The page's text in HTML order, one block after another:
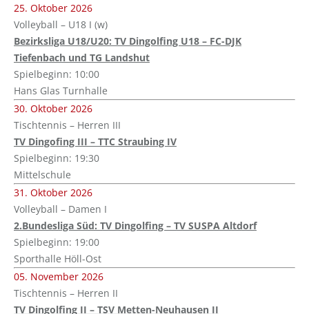
25. Oktober 2026
Volleyball – U18 I (w)
Bezirksliga U18/U20: TV Dingolfing U18 – FC-DJK
Tiefenbach und TG Landshut
Spielbeginn: 10:00
Hans Glas Turnhalle
30. Oktober 2026
Tischtennis – Herren III
TV Dingofing III – TTC Straubing IV
Spielbeginn: 19:30
Mittelschule
31. Oktober 2026
Volleyball – Damen I
2.Bundesliga Süd: TV Dingolfing – TV SUSPA Altdorf
Spielbeginn: 19:00
Sporthalle Höll-Ost
05. November 2026
Tischtennis – Herren II
TV Dingolfing II – TSV Metten-Neuhausen II